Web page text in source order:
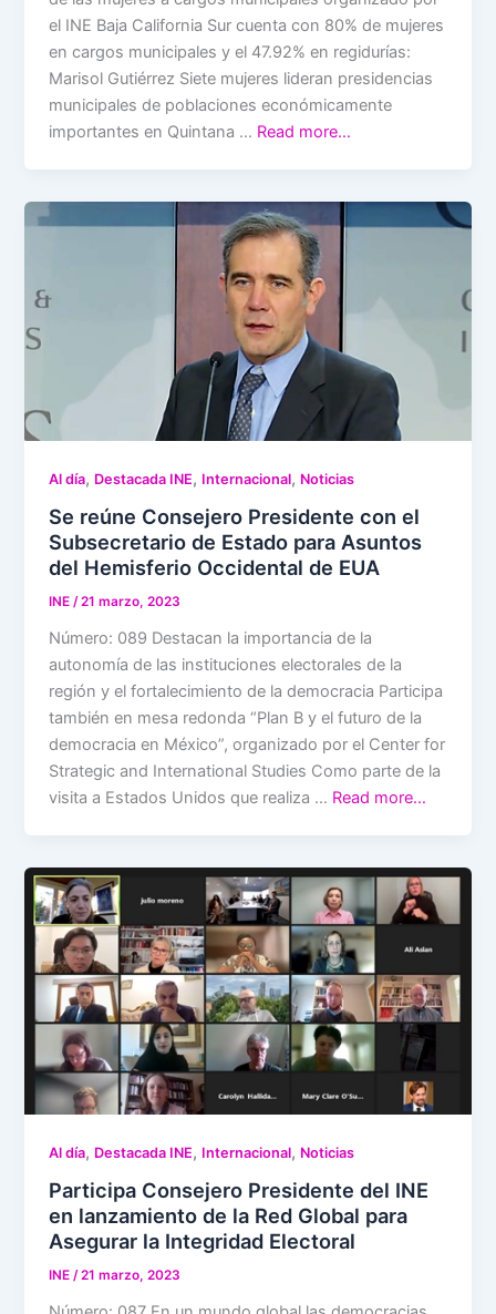
el INE Baja California Sur cuenta con 80% de mujeres
en cargos municipales y el 47.92% en regidurías:
Marisol Gutiérrez Siete mujeres lideran presidencias
municipales de poblaciones económicamente
importantes en Quintana … Read more…
Al día, Destacada INE, Internacional, Noticias
Se reúne Consejero Presidente con el
Subsecretario de Estado para Asuntos
del Hemisferio Occidental de EUA
INE/21 marzo, 2023
Número: 089 Destacan la importancia de la
autonomía de las instituciones electorales de la
región y el fortalecimiento de la democracia Participa
también en mesa redonda “Plan B y el futuro de la
democracia en México”, organizado por el Center for
Strategic and International Studies Como parte de la
visita a Estados Unidos que realiza … Read more…
Al día, Destacada INE, Internacional, Noticias
Participa Consejero Presidente del INE
en lanzamiento de la Red Global para
Asegurar la Integridad Electoral
INE/21 marzo, 2023